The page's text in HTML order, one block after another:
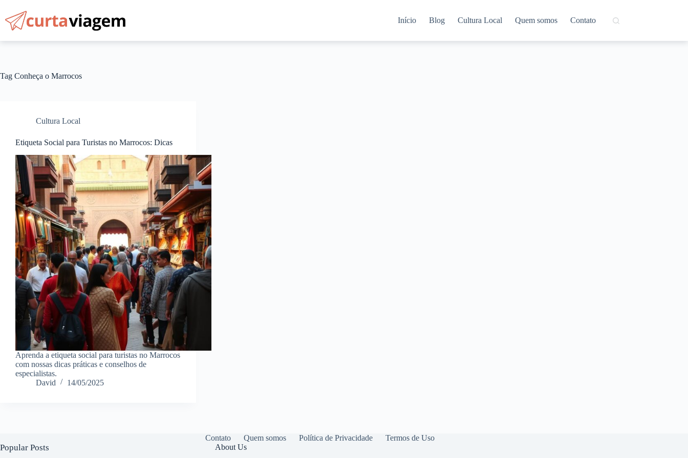
conteúdo
Início Blog Cultura Local Quem somos Contato
Tag Conheça o Marrocos
Cultura Local
Etiqueta Social para Turistas no Marrocos: Dicas
Aprenda a etiqueta social para turistas no Marrocos
com nossas dicas práticas e conselhos de
especialistas.
David
14/05/2025
Contato Quem somos Política de Privacidade Termos de Uso
Popular Posts About Us